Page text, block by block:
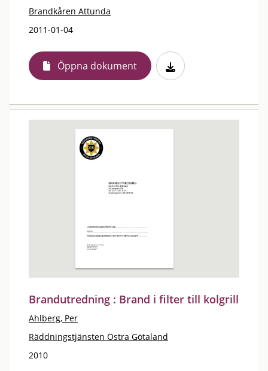
Brandkåren Attunda
2011-01-04
Öppna dokument
Brandutredning : Brand i filter till kolgrill
Ahlberg, Per
Räddningstjänsten Östra Götaland
2010